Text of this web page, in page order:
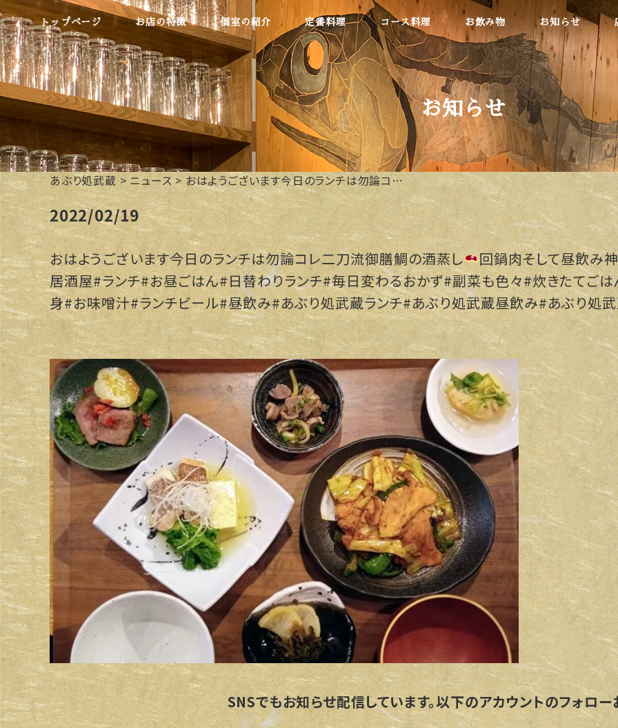
トップページ お店の特徴 個室の紹介 定番料理 コース料理 お飲み物 お知らせ
お知らせ
あぶり処武蔵 >ニュース>おはようございます今日のランチは勿論コ…
2022/02/19
おはようございます今日のランチは勿論コレ二刀流御膳鯛の酒蒸し
回鍋肉そして昼飲み
居酒屋#ランチ#お昼ごはん#日替わりランチ#毎日変わるおかず#副菜も色々#炊きたてご
身#お味噌汁#ランチビール#昼飲み#あぶり処武蔵ランチ#あぶり処武蔵昼飲み#あぶり処
SNSでもお知らせ配信しています。以下のアカウントのフォロー